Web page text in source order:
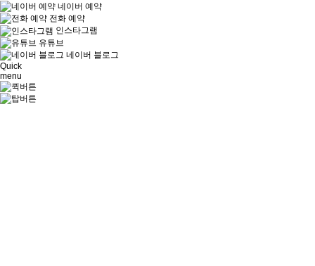
네이버 예약
전화 예약
인스타그램
유튜브
네이버 블로그
Quick
menu